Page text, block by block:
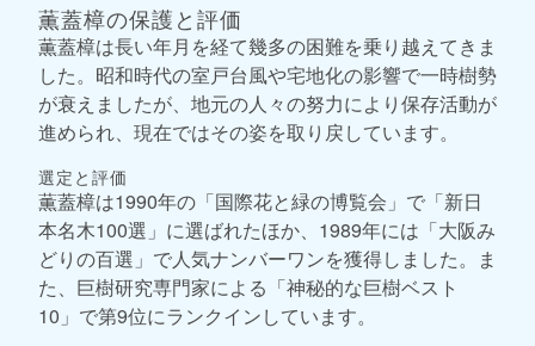
薫蓋樟の保護と評価
薫蓋樟は長い年月を経て幾多の困難を乗り越えてきま
した。昭和時代の室戸台風や宅地化の影響で一時樹勢
が衰えましたが、地元の人々の努力により保存活動が
進められ、現在ではその姿を取り戻しています。
選定と評価
薫蓋樟は1990年の「国際花と緑の博覧会」で「新日
本名木100選」に選ばれたほか、1989年には「大阪み
どりの百選」で人気ナンバーワンを獲得しました。ま
た、巨樹研究専門家による「神秘的な巨樹ベスト
10」で第9位にランクインしています。